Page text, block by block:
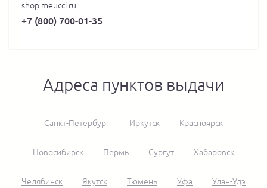
shop.meucci.ru
+7 (800) 700-01-35
Адреса пунктов выдачи
Санкт-Петербург Иркутск Красноярск
Новосибирск Пермь Сургут Хабаровск
Челябинск Якутск Тюмень Уфа Улан-Удэ